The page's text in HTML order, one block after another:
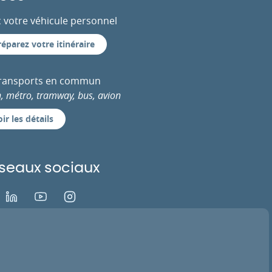
votre véhicule personnel
votre itinéraire
en commun
métro, tramway, bus, avion
les détails
sociaux
Youtube Instagram